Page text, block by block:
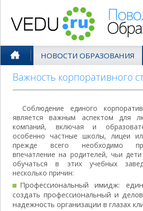
НОВОСТИ ОБРАЗОВАНИЯ
Важность корпоративного
Соблюдение единого
является важным аспектом для
компаний, включая и
особенно частные школы, лицеи
прежде всего необходимо
впечатление на родителей, чьи
обучаться в этих учебных
несколько причин:
Профессиональный имидж:
создать профессиональный и
надежность организации в глазах